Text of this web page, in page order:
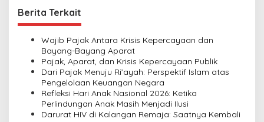
n
a
Berita Terkait
Wajib Pajak Antara Krisis Kepercayaan dan
Bayang-Bayang Aparat
Pajak, Aparat, dan Krisis Kepercayaan Publik
Dari Pajak Menuju Ri’ayah: Perspektif Islam atas
Pengelolaan Keuangan Negara
Refleksi Hari Anak Nasional 2026: Ketika
Perlindungan Anak Masih Menjadi Ilusi
Darurat HIV di Kalangan Remaja: Saatnya Kembali